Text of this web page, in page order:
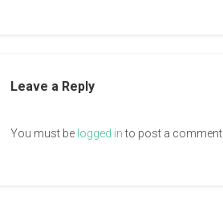
Leave a Reply
You must be logged into post a comment.